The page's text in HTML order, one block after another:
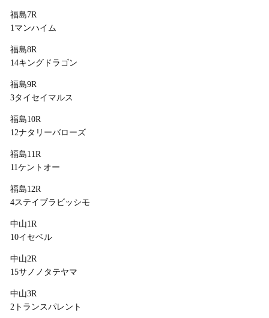
福島7R
1マンハイム
福島8R
14キングドラゴン
福島9R
3タイセイマルス
福島10R
12ナタリーバローズ
福島11R
11ケントオー
福島12R
4ステイブラビッシモ
中山1R
10イセベル
中山2R
15サノノタテヤマ
中山3R
2トランスパレント